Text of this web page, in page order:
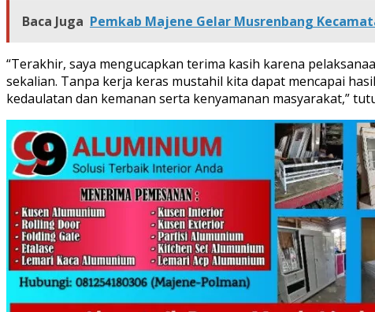
Baca Juga Pemkab Majene Gelar Musrenbang
“Terakhir, saya mengucapkan terima kasih karena
sekalian. Tanpa kerja keras mustahil kita dapat mencapai
kedaulatan dan kemanan serta kenyamanan masyarakat,”